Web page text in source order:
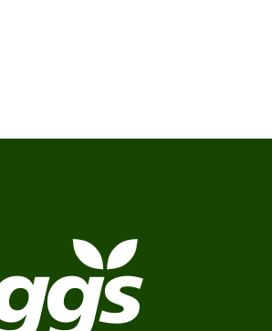
Hersteller